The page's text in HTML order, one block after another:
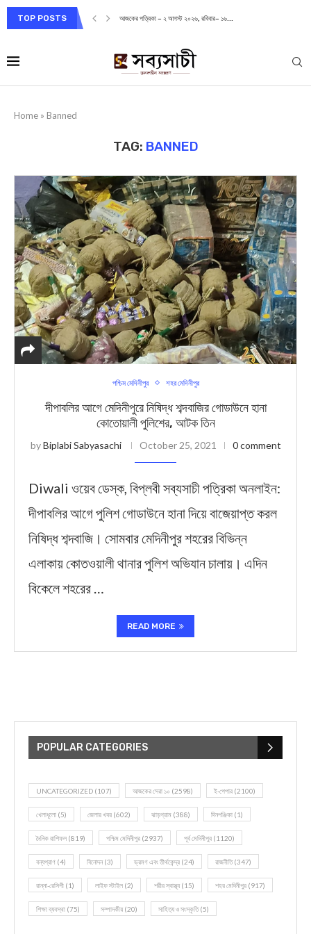
TOP POSTS আজকের পত্রিকা – ২ আগস্ট ২০২৬, রবিবার– ১৬...
Home » Banned
TAG: BANNED
পশ্চিম মেদিনীপুর শহর মেদিনীপুর
দীপাবলির আগে মেদিনীপুরে নিষিদ্ধ শব্দবাজির গোডাউনে হানা
কোতোয়ালী পুলিশের, আটক তিন
byBiplabi Sabyasachi October 25, 2021 0 comment
Diwali ওয়েব ডেস্ক, বিপ্লবী সব্যসাচী পত্রিকা অনলাইন:
দীপাবলির আগে পুলিশ গোডাউনে হানা দিয়ে বাজেয়াপ্ত করল
নিষিদ্ধ শব্দবাজি। সোমবার মেদিনীপুর শহরের বিভিন্ন
এলাকায় কোতওয়ালী থানার পুলিশ অভিযান চালায়। এদিন
বিকেলে শহরের …
READ MORE
POPULAR CATEGORIES
UNCATEGORIZED (107) আজকের সেরা ১০ (2598) ই-পেপার (2100)
খেলাধূলো (5) জেলার খবর (602) ঝাড়গ্রাম (388) দিনপঞ্জিকা (1)
দৈনিক রাশিফল (819) পশ্চিম মেদিনীপুর (2937) পূর্ব মেদিনীপুর (1120)
বন্যপ্রাণ (4) বিনোদন(3) ভ্রমণ এবং তীর্থকেন্দ্র (24) রাজনীতি(347)
রান্না-রেসিপী (1) লাইফ স্টাইল (2) শরীর স্বাস্থ্য (15) শহর মেদিনীপুর (917)
শিক্ষা ব্যবস্থা (75) সম্পাদকীয় (20) সাহিত্য ও সংস্কৃতি(5)